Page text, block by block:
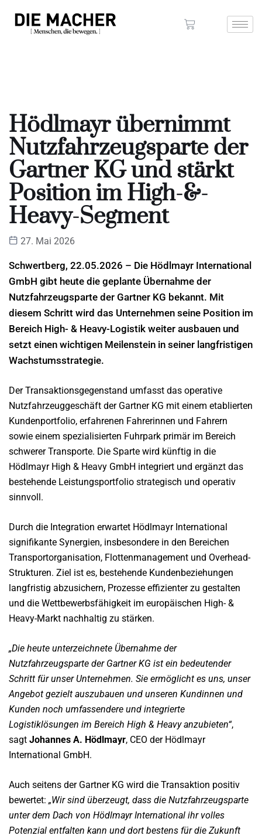
Hödlmayr übernimmt
Nutzfahrzeugsparte der
Gartner KG und stärkt
Position im High-&-
Heavy-Segment
27. Mai 2026
Schwertberg, 22.05.2026 – Die Hödlmayr International
GmbH gibt heute die geplante Übernahme der
Nutzfahrzeugsparte der Gartner KG bekannt. Mit
diesem Schritt wird das Unternehmen seine Position im
Bereich High- & Heavy-Logistik weiter ausbauen und
setzt einen wichtigen Meilenstein in seiner langfristigen
Wachstumsstrategie.
Der Transaktionsgegenstand umfasst das operative
Nutzfahrzeuggeschäft der Gartner KG mit einem etablierten
Kundenportfolio, erfahrenen Fahrerinnen und Fahrern
sowie einem spezialisierten Fuhrpark primär im Bereich
schwerer Transporte. Die Sparte wird künftig in die
Hödlmayr High & Heavy GmbH integriert und ergänzt das
bestehende Leistungsportfolio strategisch und operativ
sinnvoll.
Durch die Integration erwartet Hödlmayr International
signifikante Synergien, insbesondere in den Bereichen
Transportorganisation, Flottenmanagement und Overhead-
Strukturen. Ziel ist es, bestehende Kundenbeziehungen
langfristig abzusichern, Prozesse effizienter zu gestalten
und die Wettbewerbsfähigkeit im europäischen High- &
Heavy-Markt nachhaltig zu stärken.
„Die heute unterzeichnete Übernahme der
Nutzfahrzeugsparte der Gartner KG ist ein bedeutender
Schritt für unser Unternehmen. Sie ermöglicht es uns, unser
Angebot gezielt auszubauen und unseren Kundinnen und
Kunden noch umfassendere und integrierte
Logistiklösungen im Bereich High & Heavy anzubieten“,
sagt Johannes A. Hödlmayr, CEO der Hödlmayr
International GmbH.
Auch seitens der Gartner KG wird die Transaktion positiv
bewertet: „Wir sind überzeugt, dass die Nutzfahrzeugsparte
unter dem Dach von Hödlmayr International ihr volles
Potenzial entfalten kann und dort bestens für die Zukunft